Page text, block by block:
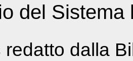
del
dalla